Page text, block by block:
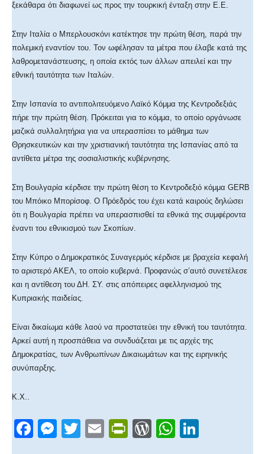
ξεκάθαρα ότι διαφωνεί ως προς την τουρκική ένταξη στην Ε.Ε.
Στην Ιταλία ο Μπερλουσκόνι κατέκτησε την πρώτη θέση, παρά την
πολεμική εναντίον του. Τον ωφέλησαν τα μέτρα που έλαβε κατά της
λαθρομετανάστευσης, η οποία εκτός των άλλων απειλεί και την
εθνική ταυτότητα των Ιταλών.
Στην Ισπανία το αντιπολιτευόμενο Λαϊκό Κόμμα της Κεντροδεξιάς
πήρε την πρώτη θέση. Πρόκειται για το κόμμα, το οποίο οργάνωσε
μαζικά συλλαλητήρια για να υπερασπίσει το μάθημα των
Θρησκευτικών και την χριστιανική ταυτότητα της Ισπανίας από τα
αντίθετα μέτρα της σοσιαλιστικής κυβέρνησης.
Στη Βουλγαρία κέρδισε την πρώτη θέση το Κεντροδεξιό κόμμα GERB
του Μπόικο Μπορίσοφ. Ο Πρόεδρός του έχει κατά καιρούς δηλώσει
ότι η Βουλγαρία πρέπει να υπερασπισθεί τα εθνικά της συμφέροντα
έναντι του εθνικισμού των Σκοπίων.
Στην Κύπρο ο Δημοκρατικός Συναγερμός κέρδισε με βραχεία κεφαλή
το αριστερό ΑΚΕΛ, το οποίο κυβερνά. Προφανώς σ’αυτό συνετέλεσε
και η αντίθεση του ΔΗ. ΣΥ. στις απόπειρες αφελληνισμού της
Κυπριακής παιδείας.
Είναι δικαίωμα κάθε λαού να προστατεύει την εθνική του ταυτότητα.
Αρκεί αυτή η προσπάθεια να συνδυάζεται με τις αρχές της
Δημοκρατίας, των Ανθρωπίνων Δικαιωμάτων και της ειρηνικής
συνύπαρξης.
Κ.Χ..
F
M
T
E
Pr W
W